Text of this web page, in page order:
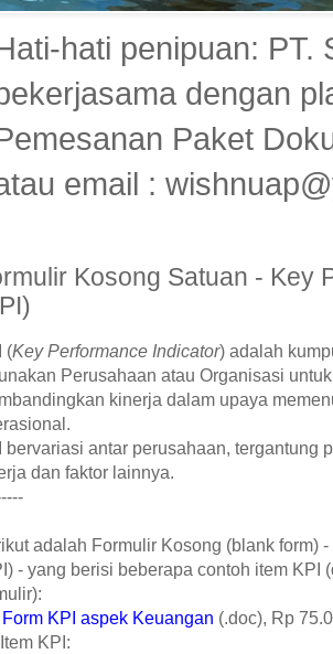
hati penipuan: PT.
dengan
Paket
email :
Kosong Satuan - Key
(Key Performance Indicator) adalah
Perusahaan atau Organisasi
kinerja dalam upaya
bervariasi antar perusahaan, tergantung
dan faktor lainnya.
adalah Formulir Kosong (blank form) -
- yang berisi beberapa contoh item KPI
Form KPI aspek Keuangan (.doc), Rp
KPI: